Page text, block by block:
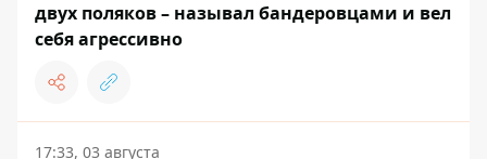
двух поляков – называл бандеровцами и вел
себя агрессивно
17:33, 03 августа